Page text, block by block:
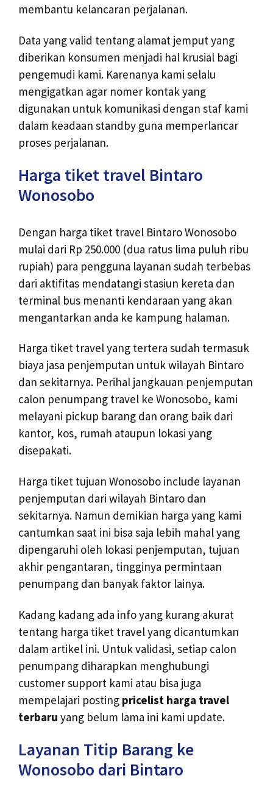
membantu kelancaran perjalanan.
Data yang valid tentang alamat jemput yang
diberikan konsumen menjadi hal krusial bagi
pengemudi kami. Karenanya kami selalu
mengigatkan agar nomer kontak yang
digunakan untuk komunikasi dengan staf kami
dalam keadaan standby guna memperlancar
proses perjalanan.
Harga tiket travel Bintaro
Wonosobo
Dengan harga tiket travel Bintaro Wonosobo
mulai dari Rp 250.000 (dua ratus lima puluh ribu
rupiah) para pengguna layanan sudah terbebas
dari aktifitas mendatangi stasiun kereta dan
terminal bus menanti kendaraan yang akan
mengantarkan anda ke kampung halaman.
Harga tiket travel yang tertera sudah termasuk
biaya jasa penjemputan untuk wilayah Bintaro
dan sekitarnya. Perihal jangkauan penjemputan
calon penumpang travel ke Wonosobo, kami
melayani pickup barang dan orang baik dari
kantor, kos, rumah ataupun lokasi yang
disepakati.
Harga tiket tujuan Wonosobo include layanan
penjemputan dari wilayah Bintaro dan
sekitarnya. Namun demikian harga yang kami
cantumkan saat ini bisa saja lebih mahal yang
dipengaruhi oleh lokasi penjemputan, tujuan
akhir pengantaran, tingginya permintaan
penumpang dan banyak faktor lainya.
Kadang kadang ada info yang kurang akurat
tentang harga tiket travel yang dicantumkan
dalam artikel ini. Untuk validasi, setiap calon
penumpang diharapkan menghubungi
customer support kami atau bisa juga
mempelajari posting pricelist harga travel
terbaru yang belum lama ini kami update.
Layanan Titip Barang ke
Wonosobo dari Bintaro